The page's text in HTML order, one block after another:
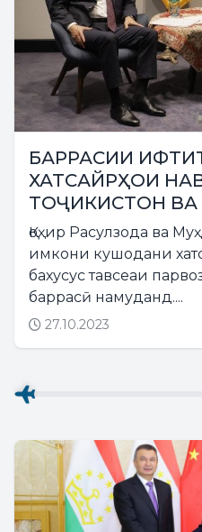
БАРРАСИИ
ХАТСАЙРҲОИ
ТОҶИКИСТОН ВА
Қоҳир Расулзода ва
имкони кушодани
бахусус тавсеаи
баррасӣ намуданд....
27.10.2023